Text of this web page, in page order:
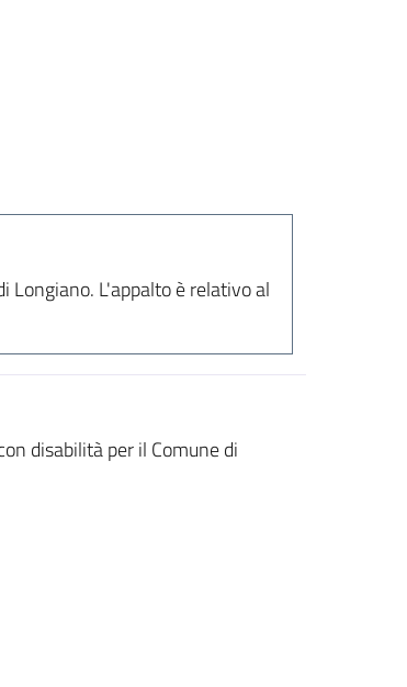
L'appalto è relativo al
disabilità per il Comune di